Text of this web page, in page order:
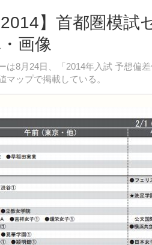
2014】首都圏模
画像
8月24日、「2014年入試 予想偏
マップで掲載している。